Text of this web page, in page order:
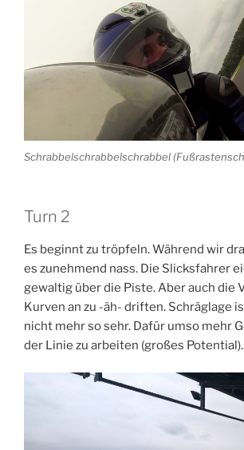
Schrabbelschrabbelschrabbel
Turn 2
Es beginnt zu tröpfeln. Während wir
es zunehmend nass. Die Slicksfahrer
gewaltig über die Piste. Aber auch die
Kurven an zu -äh- driften. Schräglage
nicht mehr so sehr. Dafür umso mehr
der Linie zu arbeiten (großes Potential).